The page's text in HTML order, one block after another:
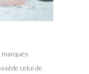
celui de